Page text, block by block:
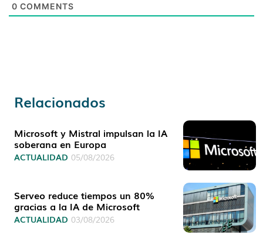
0 COMMENTS
Relacionados
Microsoft y Mistral impulsan la IA
soberana en Europa
ACTUALIDAD 05/08/2026
Serveo reduce tiempos un 80%
gracias a la IA de Microsoft
ACTUALIDAD 03/08/2026